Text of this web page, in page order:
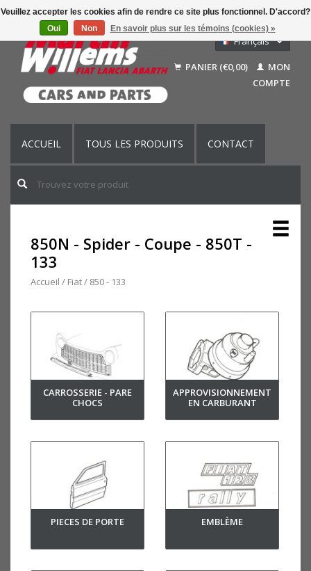
Français
Deutsch
English (US)
PANIER (€0,00)
MON
COMPTE
ACCUEIL TOUS LES PRODUITS CONTACT
850N - Spider - Coupe - 850T -
133
Accueil / Fiat/ 850 - 133
CARROSSERIE - PARE
CHOCS
APPROVISIONNEMENT
EN CARBURANT
PIECES DE PORTE EMBLÈME
Veuillez accepter les cookies afin de rendre ce site plus fonctionnel. D'accord?
Oui
Non En savoir plus sur les témoins (cookies) »